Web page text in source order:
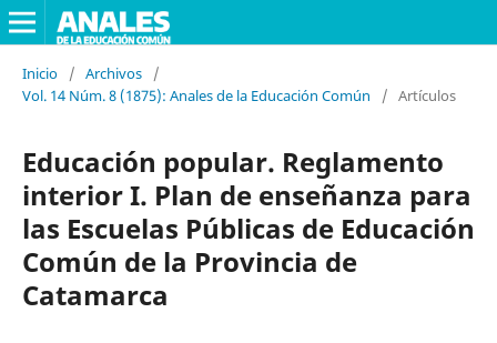
Inicio / Archivos
/
Vol. 14 Núm. 8 (1875): Anales de la Educación Común
/ Artículos
Educación popular. Reglamento
interior I. Plan de enseñanza para
las Escuelas Públicas de Educación
Común de la Provincia de
Catamarca